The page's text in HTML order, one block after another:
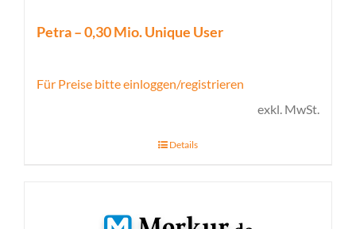
Petra – 0,30 Mio. Unique User
Für Preise bitte einloggen/registrieren
exkl. MwSt.
Details